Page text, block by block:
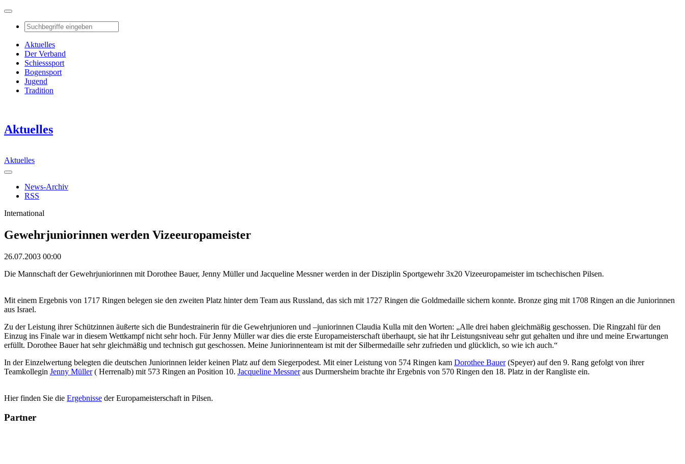
Aktuelles
Der Verband
Schiesssport
Bogensport
Jugend
Tradition
Aktuelles
Aktuelles
News-Archiv
RSS
International
Gewehrjuniorinnen werden Vizeeuropameister
26.07.2003 00:00
Die Mannschaft der Gewehrjuniorinnen mit Dorothee Bauer, Jenny Müller und Jacqueline Messner werden in der Disziplin Sportgewehr 3x20 Vizeeuropameister im tschechischen Pilsen.
Mit einem Ergebnis von 1717 Ringen belegen sie den zweiten Platz hinter dem Team aus Russland, das sich mit 1727 Ringen die Goldmedaille sichern konnte. Bronze ging mit 1708 Ringen an die Juniorinnen
aus Israel.
Zu der Leistung ihrer Schützinnen äußerte sich die Bundestrainerin für die Gewehrjunioren und –juniorinnen Claudia Kulla mit den Worten: „Alle drei haben gleichmäßig geschossen. Die Ringzahl für den
Einzug ins Finale war in diesem Wettkampf nicht sehr hoch. Für Jenny Müller war dies die erste Europameisterschaft überhaupt, sie hat ihr Leistungsniveau sehr gut gehalten und ihre und meine Erwartungen
erfüllt. Dorothee Bauer hat sehr gleichmäßig und technisch gut geschossen. Meine Juniorinnenteam ist mit der Silbermedaille sehr zufrieden und glücklich, so wie ich auch.“
In der Einzelwertung belegten die deutschen Juniorinnen leider keinen Platz auf dem Siegerpodest. Mit einer Leistung von 574 Ringen kam Dorothee Bauer(Speyer) auf den 9. Rang gefolgt von ihrer
Teamkollegin Jenny Müller( Herrenalb) mit 573 Ringen an Position 10. Jacqueline Messneraus Durmersheim brachte ihr Ergebnis von 570 Ringen den 18. Platz in der Rangliste ein.
Hier finden Sie die Ergebnisse der Europameisterschaft in Pilsen.
Partner